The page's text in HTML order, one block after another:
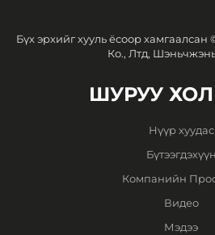
Бүх эрхийг хууль ёсоор
Ко., Лтд,
ШУРУУ
Нүүр хуудас
Бүтээгдэхүүн
Компанийн
Видео
Мэдээ